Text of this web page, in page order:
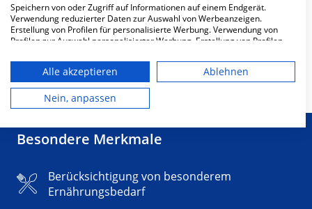
1/2
Mehr Informationen
Besondere Merkmale
Berücksichtigung von besonderem
Ernährungsbedarf
Speichern von oder Zugriff auf Informationen auf einem Endgerät.
Verwendung reduzierter Daten zur Auswahl von Werbeanzeigen.
Erstellung von Profilen für personalisierte Werbung. Verwendung von
Profilen zur Auswahl personalisierter Werbung. Erstellung von Profilen
personalisierter Inhalte. Messung der Werbeleistung. Messung der
Performance von Inhalten. Analyse von Zielgruppen durch Statistiken
oder Kombinationen von Daten aus verschiedenen Quellen. Entwicklung
und Verbesserung der Angebote. Verwendung reduzierter Daten zur
Auswahl von Inhalten.
die USA gesendet werden.
Ihre Einwilligung und die cookie Richtlinie gelten ausschließlich für diese
Partnerliste anzeigen (1 IAB-Anbieter)
Wir nutzen Ihre Daten für folgende Zwecke:
Alle akzeptieren
Ablehnen
Nein, anpassen